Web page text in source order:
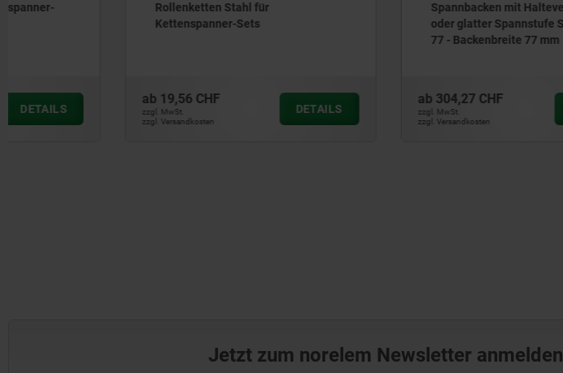
Rollenketten Stahl für
19,56 CHF
zzgl. MwSt.
zzgl. Versandkosten
DETAILS
Spannbacken mit Halteverzahnung
oder glatter Spannstufe SOLIDGrip
77 - Backenbreite 77 mm
304,27 CHF
zzgl. MwSt.
zzgl. Versandkosten
DETAILS
Jetzt zum norelem Newsletter anmelden